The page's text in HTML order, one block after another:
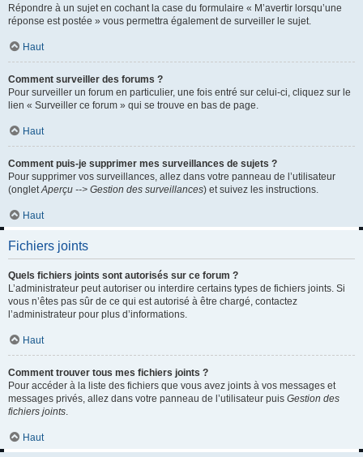
Répondre à un sujet en cochant la case du formulaire « M’avertir lorsqu’une
réponse est postée » vous permettra également de surveiller le sujet.
Haut
Comment surveiller des forums ?
Pour surveiller un forum en particulier, une fois entré sur celui-ci, cliquez sur le
lien « Surveiller ce forum » qui se trouve en bas de page.
Haut
Comment puis-je supprimer mes surveillances de sujets ?
Pour supprimer vos surveillances, allez dans votre panneau de l’utilisateur
(onglet Aperçu --> Gestion des surveillances) et suivez les instructions.
Haut
Fichiers joints
Quels fichiers joints sont autorisés sur ce forum ?
L’administrateur peut autoriser ou interdire certains types de fichiers joints. Si
vous n’êtes pas sûr de ce qui est autorisé à être chargé, contactez
l’administrateur pour plus d’informations.
Haut
Comment trouver tous mes fichiers joints ?
Pour accéder à la liste des fichiers que vous avez joints à vos messages et
messages privés, allez dans votre panneau de l’utilisateur puis Gestion des
fichiers joints
Haut